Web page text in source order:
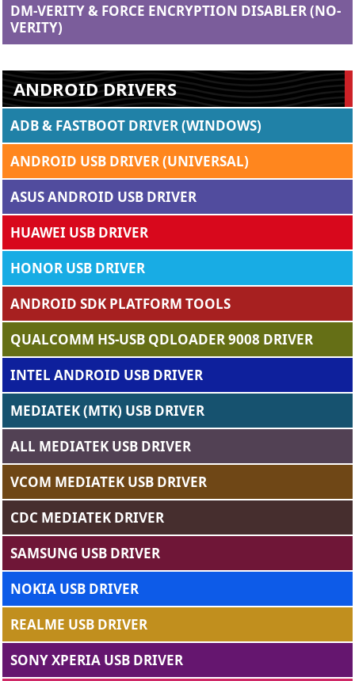
DM-VERITY & FORCE ENCRYPTION DISABLER (NO-
VERITY)
ANDROID DRIVERS
ADB & FASTBOOT DRIVER (WINDOWS)
ANDROID USB DRIVER (UNIVERSAL)
ASUS ANDROID USB DRIVER
HUAWEI USB DRIVER
HONOR USB DRIVER
ANDROID SDK PLATFORM TOOLS
QUALCOMM HS-USB QDLOADER 9008 DRIVER
INTEL ANDROID USB DRIVER
MEDIATEK (MTK) USB DRIVER
ALL MEDIATEK USB DRIVER
VCOM MEDIATEK USB DRIVER
CDC MEDIATEK DRIVER
SAMSUNG USB DRIVER
NOKIA USB DRIVER
REALME USB DRIVER
SONY XPERIA USB DRIVER